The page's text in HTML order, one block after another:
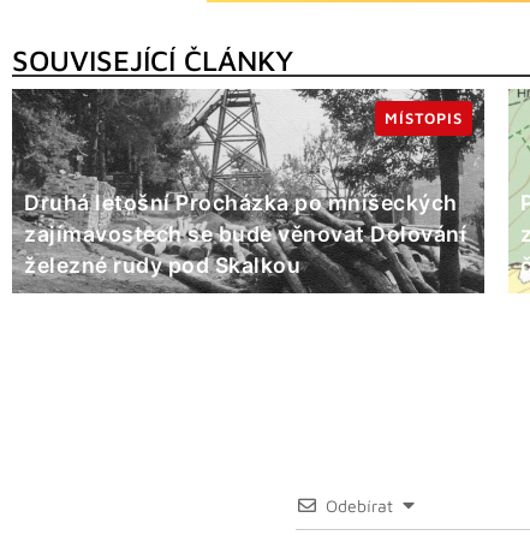
SOUVISEJÍCÍ ČLÁNKY
Druhá letošní Procházka po mníšeckých
zajímavostech se bude věnovat Dolování
železné rudy pod Skalkou
MÍSTOPIS
Odebírat